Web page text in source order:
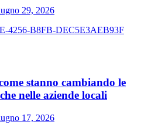
29, 2026
stanno cambiando le
nelle aziende locali
17, 2026